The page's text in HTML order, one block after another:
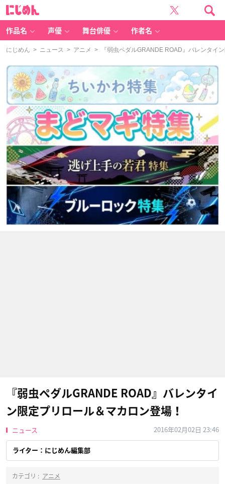
作品名 声優 舞台俳優 作者名
にじめん > ニュース > アニメ > 『弱虫ペダルGRANDE ROAD』バレンタイ
『弱虫ペダルGRANDE ROAD』バレンタイ
ン限定プリロール＆マカロン登場！
ニュース 2016年02月02日 23:46
ライター：にじめん編集部
カテゴリ : アニメ